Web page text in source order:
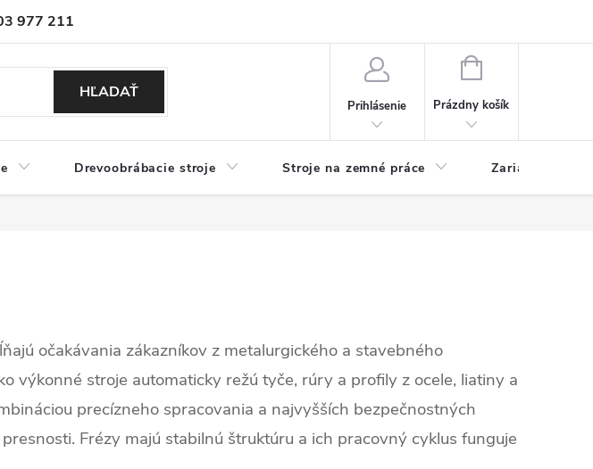
977 211
údajov
HĽADAŤ
Prihlásenie
NÁKUPNÝ
Prázdny košík
Drevoobrábacie stroje Stroje na zemné práce Zariadenia na
očakávania zákazníkov z metalurgického a stavebného
výkonné stroje automaticky režú tyče, rúry a profily z ocele, liatiny a
precízneho spracovania a najvyšších bezpečnostných
Frézy majú stabilnú štruktúru a ich pracovný cyklus funguje